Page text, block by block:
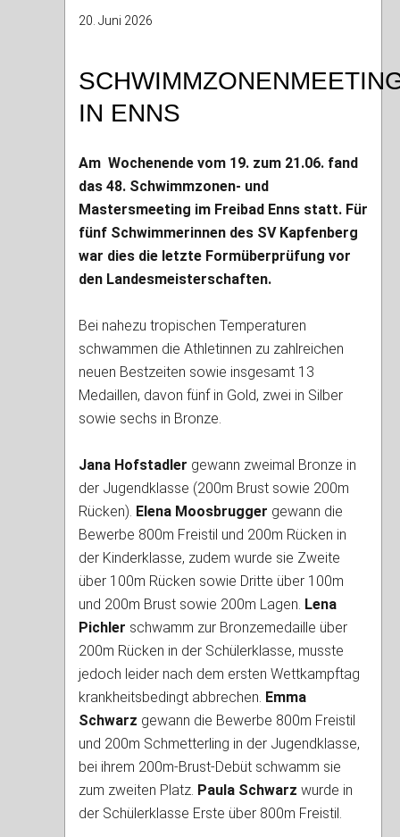
20. Juni 2026
IN ENNS
Am Wochenende vom 19. zum 21.06. fand
das 48. Schwimmzonen- und
Mastersmeeting im Freibad Enns statt. Für
fünf Schwimmerinnen des SV Kapfenberg
war dies die letzte Formüberprüfung vor
den Landesmeisterschaften.
Bei nahezu tropischen Temperaturen
schwammen die Athletinnen zu zahlreichen
neuen Bestzeiten sowie insgesamt 13
Medaillen, davon fünf in Gold, zwei in Silber
sowie sechs in Bronze.
Jana Hofstadler gewann zweimal Bronze in
der Jugendklasse (200m Brust sowie 200m
Rücken). Elena Moosbrugger gewann die
Bewerbe 800m Freistil und 200m Rücken in
der Kinderklasse, zudem wurde sie Zweite
über 100m Rücken sowie Dritte über 100m
und 200m Brust sowie 200m Lagen. Lena
Pichler schwamm zur Bronzemedaille über
200m Rücken in der Schülerklasse, musste
jedoch leider nach dem ersten Wettkampftag
krankheitsbedingt abbrechen. Emma
Schwarz gewann die Bewerbe 800m Freistil
und 200m Schmetterling in der Jugendklasse,
bei ihrem 200m-Brust-Debüt schwamm sie
zum zweiten Platz. Paula Schwarz wurde in
der Schülerklasse Erste über 800m Freistil.